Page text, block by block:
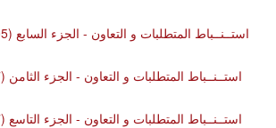
41_استــنــباط المتطلبات و التعاون - الجزء السابع (16:05)
42_استــنــباط المتطلبات و التعاون - الجزء الثامن (7:17)
43_استــنــباط المتطلبات و التعاون - الجزء التاسع (6:57)